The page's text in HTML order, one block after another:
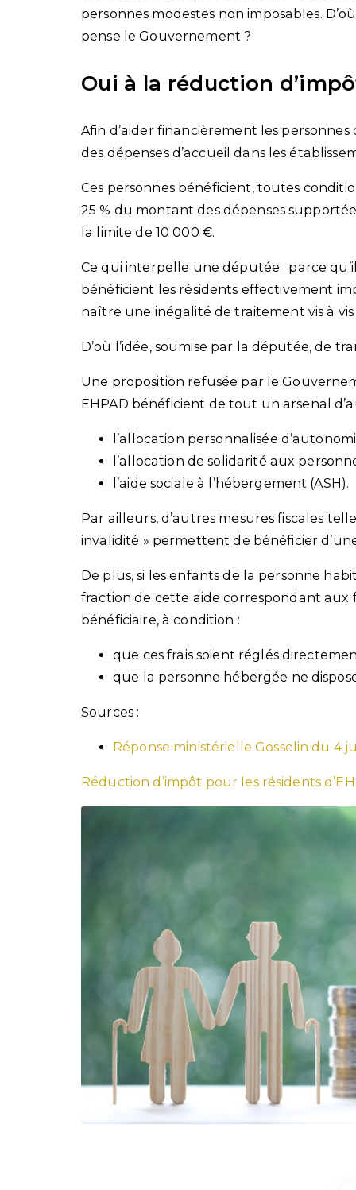
personnes modestes non imposables.
pense le Gouvernement ?
Oui à la réduction
Afin d’aider financièrement les
des dépenses d’accueil dans les
Ces personnes bénéficient, toutes
25 % du montant des dépenses
la limite de 10 000 €.
Ce qui interpelle une députée : parce
bénéficient les résidents effectivement
naître une inégalité de traitement vis à
D’où l’idée, soumise par la députée, de
Une proposition refusée par le
EHPAD bénéficient de tout un arsenal
l’allocation personnalisée
l’allocation de solidarité aux
l’aide sociale à l’hébergement (ASH).
Par ailleurs, d’autres mesures fiscales
invalidité » permettent de bénéficier
De plus, si les enfants de la personne
fraction de cette aide correspondant aux
bénéficiaire, à condition :
que ces frais soient réglés
que la personne hébergée ne
Sources :
Réponse ministérielle Gosselin du 4
Réduction d’impôt pour les résidents